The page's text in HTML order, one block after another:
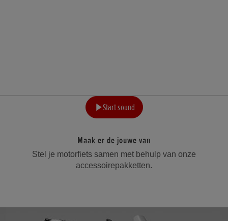
Start sound
Maak er de jouwe van
Stel je motorfiets samen met behulp van onze
accessoirepakketten.